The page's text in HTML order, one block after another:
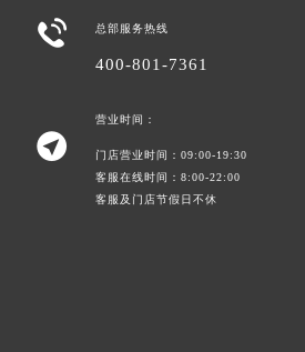
 总部服务热线
400-801-7361

营业时间：
门店营业时间：09:00-19:30
客服在线时间：8:00-22:00
客服及门店节假日不休